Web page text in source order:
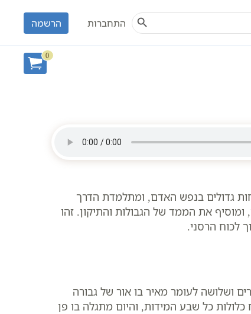
Search Button
התחברות הרשמה
0
פנחס
גדולים בנפש האדם, ומתלמדת הדרך
את הממד של הגבולות והתיקון. זהו
לכוח הרסני.
ושלושה לעומר מאיר בו אור של גבורה
כל שבע המידות, והיום מתגלה בו פן